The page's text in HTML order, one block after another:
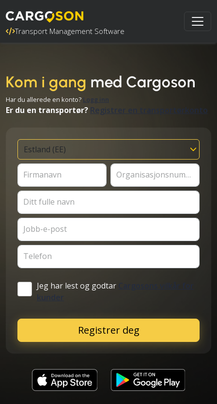
Transport Management Software
Kom i gang med Cargoson
Har du allerede en konto? Logg inn
Er du en transportør? Registrer en transportørkonto
Firmanavn Organisasjonsnummer
Ditt fulle navn
Jobb-e-post
Telefon
Jeg har lest og godtar
Cargosons vilkår for
Registrer deg